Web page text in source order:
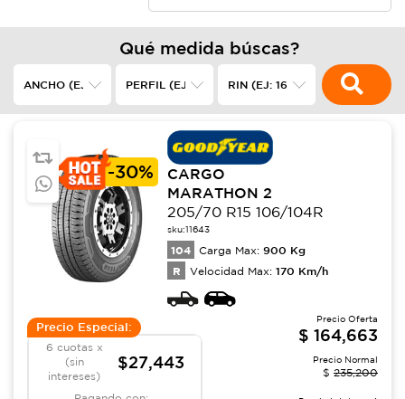
Qué medida búscas?
-30%
CARGO
MARATHON 2
205/70 R15 106/104R
sku:11643
104 Carga Max: 900 Kg
R Velocidad Max: 170 Km/h
Precio Especial:
6 cuotas x
(sin
intereses)
$27,443
Precio Oferta
$ 164,663
Precio Normal
$ 235,200